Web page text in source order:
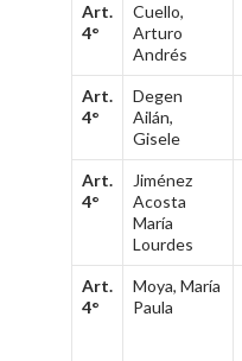
Art.
4°
Cuello,
Arturo
Andrés
Art.
4°
Degen
Ailán,
Gisele
Art.
4°
Jiménez
Acosta
María
Lourdes
Art.
4°
Moya, María
Paula